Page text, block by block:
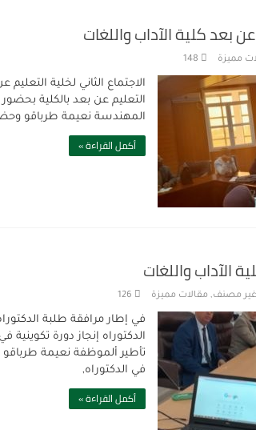
بعد كلية الآداب واللغات
مميزة 148
التعليم عن بعد بالكلية
المهندسة نعيمة طرباقو
أكمل القراءة »
الآداب واللغات
غير مصنف, مقالات مميزة 126
الدكتوراه إنجاز دورة
تأطير ألموظفة نعيمة
في الدكتوراه,
أكمل القراءة »